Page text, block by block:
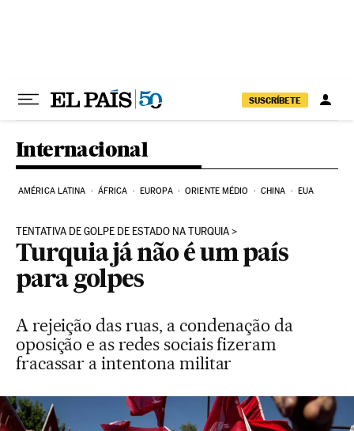
SUSCRÍBETE
Internacional
AMÉRICA LATINA ÁFRICA EUROPA ORIENTE MÉDIO CHINA EUA
TENTATIVA DE GOLPE DE ESTADO NA TURQUIA
Turquia já não é um país
para golpes
A rejeição das ruas, a condenação da
oposição e as redes sociais fizeram
fracassar a intentona militar